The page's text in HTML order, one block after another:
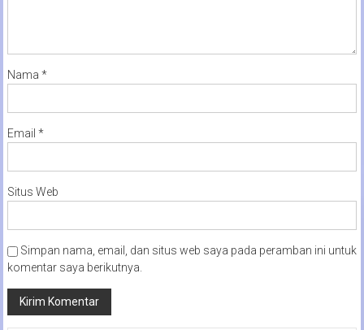
Nama *
Email *
Situs Web
Simpan nama, email, dan situs web saya pada peramban ini untuk
komentar saya berikutnya.